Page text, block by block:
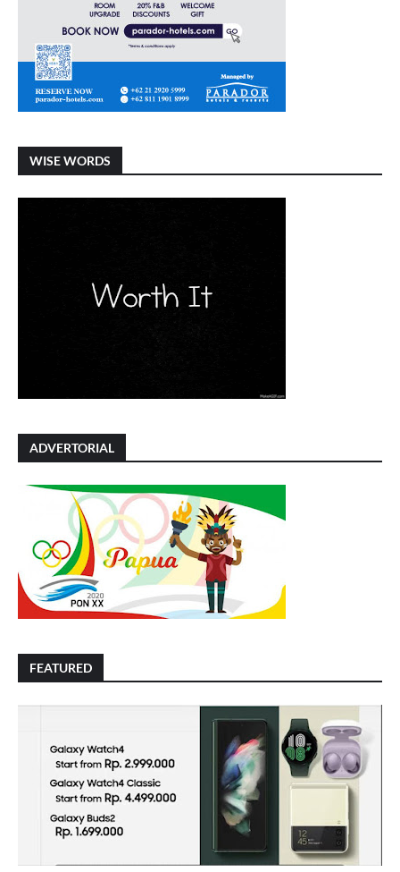
WISE WORDS
ADVERTORIAL
FEATURED